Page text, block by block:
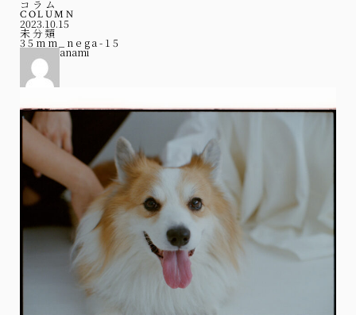
コラム
COLUMN
2023.10.15
未分類
35mm_nega-15
anami